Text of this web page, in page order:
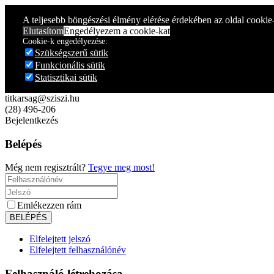
A teljesebb böngészési élmény elérése érdekében az oldal
ElutasítomEngedélyezem a cookie-kat
Cookie-k engedélyezése:
Szükségszerű sütik
Funkcionális sütik
Statisztikai sütik
titkarsag@sziszi.hu
(28) 496-206
Bejelentkezés
Belépés
Még nem regisztrált? Tegye meg most!
Emlékezzen rám
Elfelejtett jelszó
Elfelejtett felhasználónév